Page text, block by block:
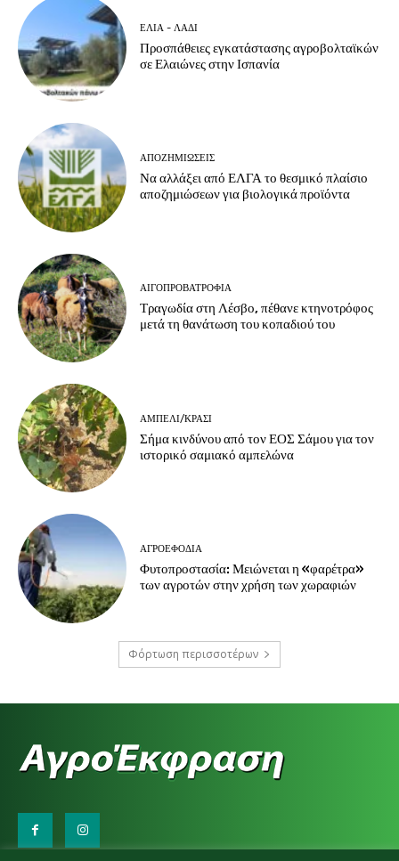
ΕΛΙΆ - ΛΆΔΙ
Προσπάθειες εγκατάστασης αγροβολταϊκών
σε Ελαιώνες στην Ισπανία
ΑΠΟΖΗΜΙΏΣΕΙΣ
Να αλλάξει από ΕΛΓΑ το θεσμικό πλαίσιο
αποζημιώσεων για βιολογικά προϊόντα
ΑΙΓΟΠΡΟΒΑΤΡΟΦΊΑ
Τραγωδία στη Λέσβο, πέθανε κτηνοτρόφος
μετά τη θανάτωση του κοπαδιού του
ΑΜΠΈΛΙ/ΚΡΑΣΊ
Σήμα κινδύνου από τον ΕΟΣ Σάμου για τον
ιστορικό σαμιακό αμπελώνα
ΑΓΡΟΕΦΌΔΙΑ
Φυτοπροστασία: Μειώνεται η «φαρέτρα»
των αγροτών στην χρήση των χωραφιών
Φόρτωση περισσοτέρων